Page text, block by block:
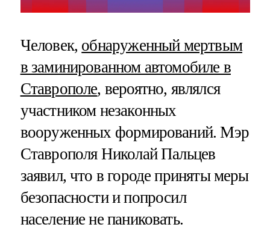
Человек, обнаруженный мертвым
в заминированном автомобиле в
Ставрополе, вероятно, являлся
участником незаконных
вооруженных формирований. Мэр
Ставрополя Николай Пальцев
заявил, что в городе приняты меры
безопасности и попросил
население не паниковать.